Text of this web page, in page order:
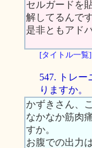
セルガードを
解してるんで
是非ともアド
[タイトル一覧]
547. トレ
りますか。
かずきさん、
なかなか筋肉
すか。
お腹での出力